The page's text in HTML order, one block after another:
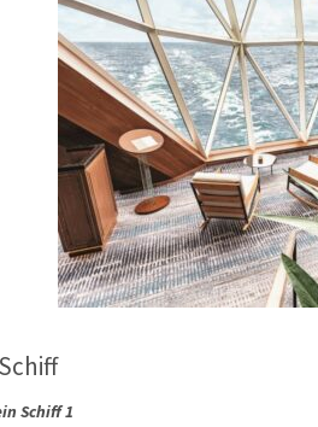
Schiff 1